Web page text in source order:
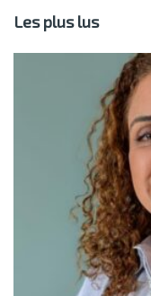
Les plus lus